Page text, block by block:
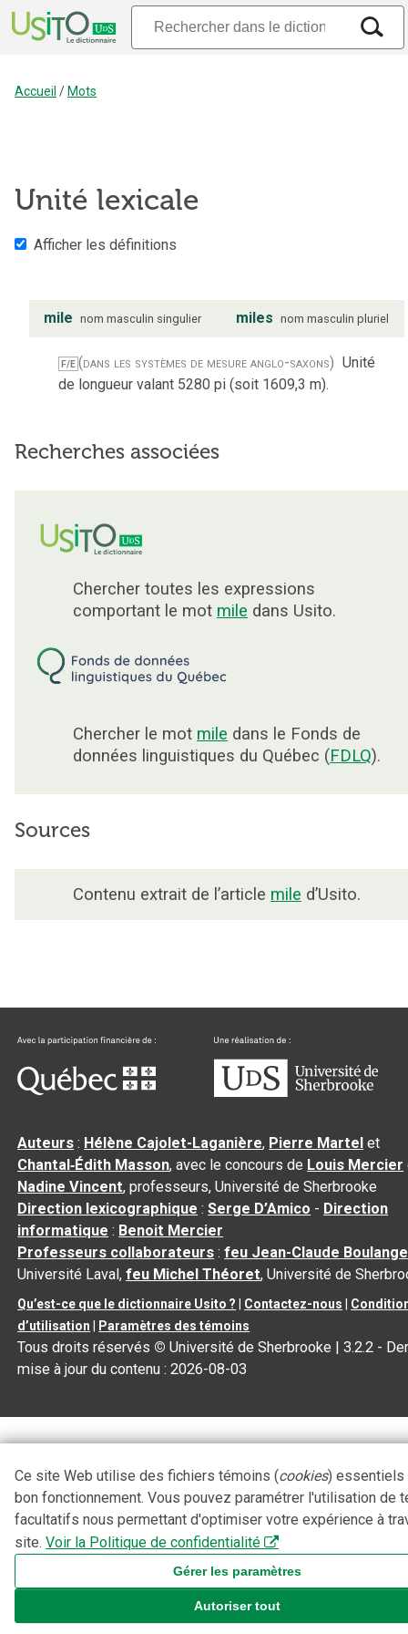
Accueil / Mots
Unité lexicale
Afficher les définitions
mile nom masculin singulier miles nom masculin pluriel
F/E (dans les systèmes de mesure anglo-saxons) Unité
de longueur valant 5280 pi (soit 1609,3 m).
Recherches associées
Chercher toutes les expressions
comportant le mot mile dans Usito.
Chercher le mot mile dans le Fonds de
données linguistiques du Québec (FDLQ).
Sources
Contenu extrait de l’article mile d’Usito.
Auteurs : Hélène Cajolet-Laganière, Pierre Martel et
Chantal‑Édith Masson, avec le concours de Louis Mercier
Nadine Vincent, professeurs, Université de Sherbrooke
Direction lexicographique :Serge D’Amico - Direction
informatique : Benoit Mercier
Professeurs collaborateurs :feu Jean-Claude
Université Laval,feu Michel Théoret, Université de
Qu’est-ce que le dictionnaire Usito ? Contactez-nous
d’utilisation
Paramètres des témoins
Tous droits réservés © Université de Sherbrooke |3.2.2 -
mise à jour du contenu :2026-08-03
Ce site Web utilise des fichiers témoins (cookies) essentiels
bon fonctionnement. Vous pouvez paramétrer l'utilisation de
facultatifs nous permettant d'optimiser votre expérience à
site. Voir la Politique de confidentialité
Gérer les paramètres
Autoriser tout